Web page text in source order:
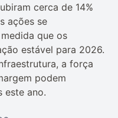
cerca de 14%
ações se
que os
estável para 2026.
a força
podem
este ano.